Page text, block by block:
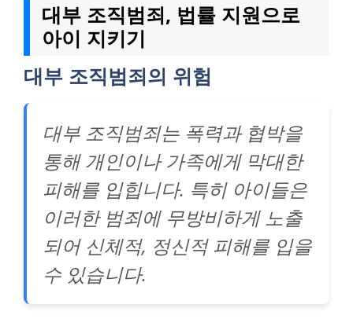
대부 조직범죄, 법률 지원으로
아이 지키기
대부 조직범죄의 위험
대부 조직범죄는 폭력과 협박을
통해 개인이나 가족에게 막대한
피해를 입힙니다. 특히 아이들은
이러한 범죄에 무방비하게 노출
되어 신체적, 정신적 피해를 입을
수 있습니다.